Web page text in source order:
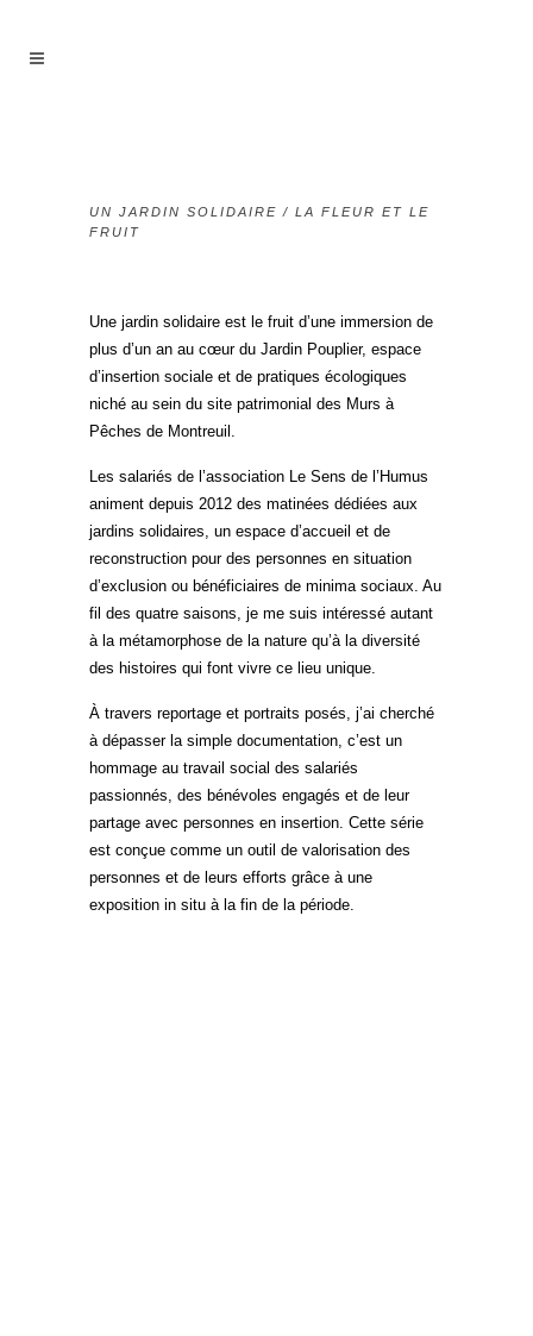
UN JARDIN SOLIDAIRE / LA FLEUR ET LE
FRUIT
Une jardin solidaire est le fruit d’une immersion de
plus d’un an au cœur du Jardin Pouplier, espace
d’insertion sociale et de pratiques écologiques
niché au sein du site patrimonial des Murs à
Pêches de Montreuil.
Les salariés de l’association Le Sens de l’Humus
animent depuis 2012 des matinées dédiées aux
jardins solidaires, un espace d’accueil et de
reconstruction pour des personnes en situation
d’exclusion ou bénéficiaires de minima sociaux. Au
fil des quatre saisons, je me suis intéressé autant
à la métamorphose de la nature qu’à la diversité
des histoires qui font vivre ce lieu unique.
À travers reportage et portraits posés, j’ai cherché
à dépasser la simple documentation, c’est un
hommage au travail social des salariés
passionnés, des bénévoles engagés et de leur
partage avec personnes en insertion. Cette série
est conçue comme un outil de valorisation des
personnes et de leurs efforts grâce à une
exposition in situ à la fin de la période.